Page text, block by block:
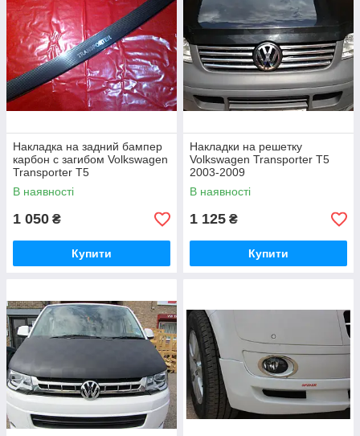
Накладка на задний бампер
карбон с загибом Volkswagen
Transporter T5
В наявності
1 050 ₴
Купити
Накладки на решетку
Volkswagen Transporter T5
2003-2009
В наявності
1 125 ₴
Купити